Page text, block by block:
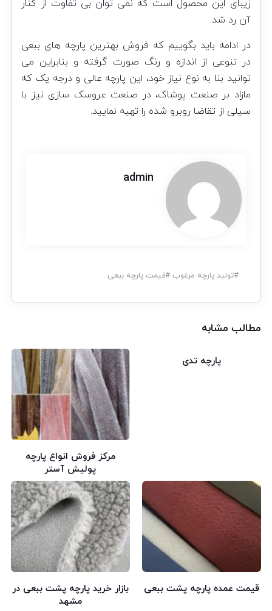
زیبای این محصول است که نمی توان بی تفاوت از کنار
آن رد شد.
در ادامه باید بگوییم که فروش بهترین پارچه های ببعی
در تنوعی از اندازه و رنگ صورت گرفته و بنابراین می
توانید بنا به نوع نیاز خود، این پارچه عالی و درجه یک که
مازاد بر صنعت پوشاک، در صنعت عروسک سازی نیز با
سیلی از تقاضا روبرو شده را تهیه نمایید.
admin
#تولید پارچه مرغوب #قیمت پارچه ببعی
مطالب مشابه
پارچه تدی
مرکز فروش انواع پارچه
پولیش آستر
قیمت عمده پارچه پشت ببعی
بازار خرید پارچه پشت ببعی در
مشهد